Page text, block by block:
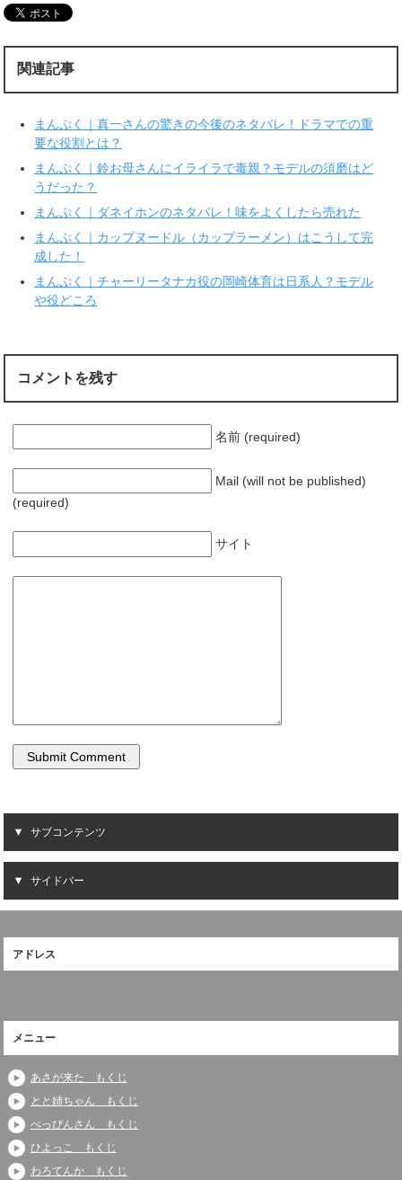
w
i
e
r
で
有
新
し
い
ウ
ィ
ン
ド
ウ
開
ま
す
)
す
ク
ッ
ク
し
て
く
だ
さ
い
(
新
し
い
ウ
ド
ウ
で
開
)
関連記事
まんぷく｜真一さんの驚きの今後のネタバレ！ドラマでの重
要な役割とは？
まんぷく｜鈴お母さんにイライラで毒親？モデルの須磨はど
うだった？
まんぷく｜ダネイホンのネタバレ！味をよくしたら売れた
まんぷく｜カップヌードル（カップラーメン）はこうして完
成した！
まんぷく｜チャーリータナカ役の岡崎体育は日系人？モデル
や役どころ
コメントを残す
名前 (required)
Mail (will not be published)
(required)
サイト
サブコンテンツ
サイドバー
アドレス
メニュー
あさが来た もくじ
とと姉ちゃん もくじ
べっぴんさん もくじ
ひよっこ もくじ
わろてんか もくじ